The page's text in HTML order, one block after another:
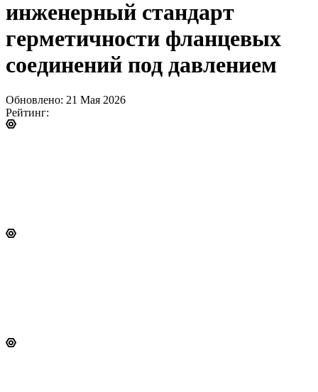
инженерный стандарт
герметичности фланцевых
соединений под давлением
Обновлено: 21 Мая 2026
Рейтинг: